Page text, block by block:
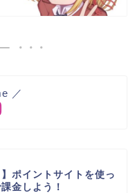
／
】ポイントサイトを使っ
金しよう！